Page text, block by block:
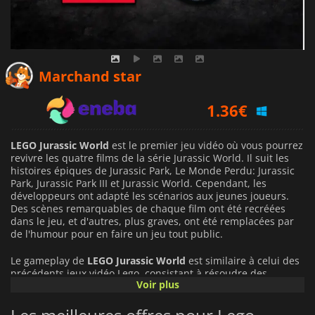
Marchand star
1.36€
1.79€
LEGO Jurassic World est le premier jeu vidéo où vous pourrez
revivre les quatre films de la série Jurassic World. Il suit les
histoires épiques de Jurassic Park, Le Monde Perdu: Jurassic
Park, Jurassic Park III et Jurassic World. Cependant, les
développeurs ont adapté les scénarios aux jeunes joueurs.
Des scènes remarquables de chaque film ont été recréées
dans le jeu, et d'autres, plus graves, ont été remplacées par
de l'humour pour en faire un jeu tout public.
Le gameplay de LEGO Jurassic World est similaire à celui des
précédents jeux vidéo Lego, consistant à résoudre des
énigmes. Le jeu comporte 20 niveaux, dont 5 pour chaque
comprend plus de 100 personnages à débloquer, dont plus
Voir plus